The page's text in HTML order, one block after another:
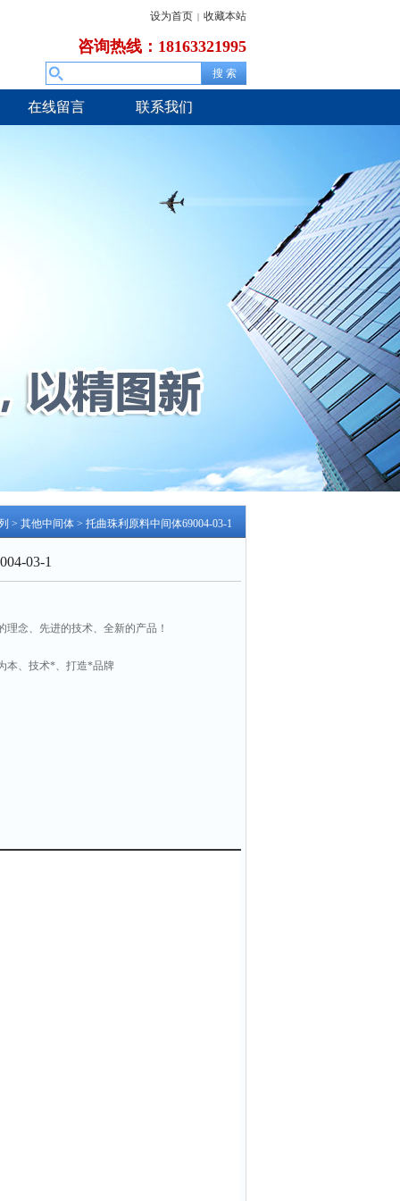
设为首页 | 收藏本站
咨询热线：18163321995
在线留言 联系我们
> 其他中间体 > 托曲珠利原料中间体69004-03-1
03-1
念、先进的技术、全新的产品！
本、技术*、打造*品牌